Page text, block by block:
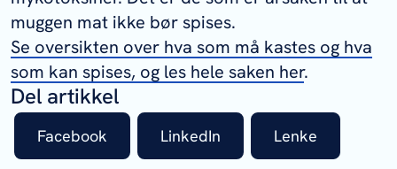
muggen mat ikke bør spises.
Se oversikten over hva som må kastes og hva
som kan spises, og les hele saken her.
Del artikkel
Facebook LinkedIn Lenke